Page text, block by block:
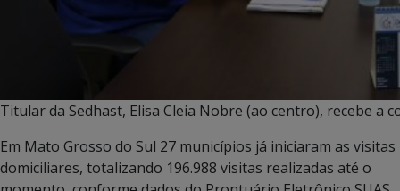
Titular da Sedhast, Elisa Cleia Nobre (ao centro), recebe a
Em Mato Grosso do Sul 27 municípios já iniciaram as visitas
domiciliares, totalizando 196.988 visitas realizadas até o